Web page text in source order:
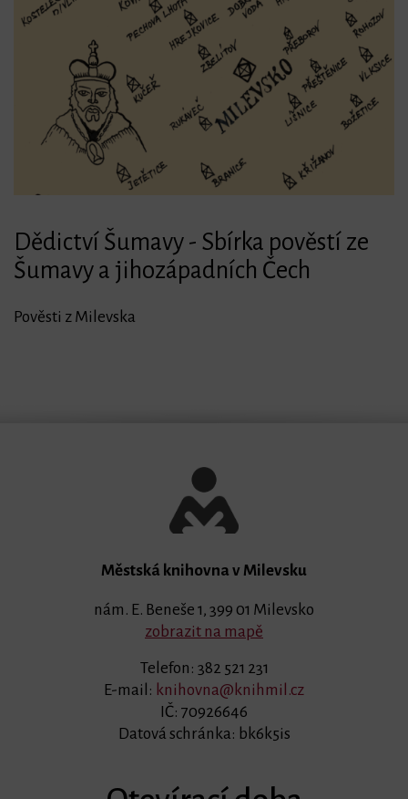
Dědictví Šumavy - Sbírka pověstí ze
Šumavy a jihozápadních Čech
Pověsti z Milevska
Městská knihovna v Milevsku
nám. E. Beneše 1, 399 01 Milevsko
zobrazit na mapě
Telefon: 382 521 231
E-mail: knihovna@knihmil.cz
IČ: 70926646
Datová schránka: bk6k5is